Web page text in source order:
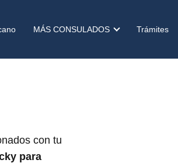
MÁS CONSULADOS Trámites
con tu
para